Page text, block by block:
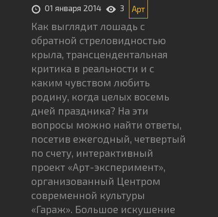
01 января 2014 3 Арт
Как выглядит лошадь с
обратной стреловидностью
крыла, трансцендентальная
критика в реальности и с
каким чувством любить
родину, когда целых восемь
дней праздника? На эти
вопросы можно найти ответы,
посетив ежегодный, четвертый
по счету, интерактивный
проект «Арт-эксперимент»,
организованный Центром
современной культуры
«Гараж». Большое искушение